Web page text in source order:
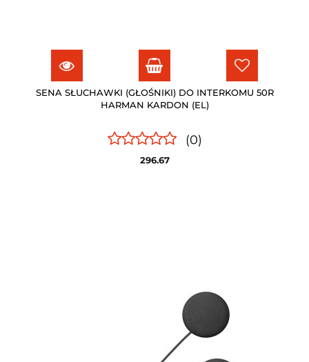
SENA SŁUCHAWKI (GŁOŚNIKI) DO INTERKOMU 50R
HARMAN KARDON (EL)
(0)
296.67